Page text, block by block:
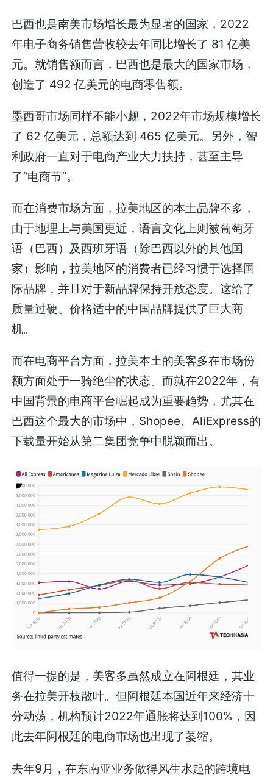
巴西也是南美市场增长最为显著的国家，2022
年电子商务销售营收较去年同比增长了 81 亿美
元。就销售额而言，巴西也是最大的国家市场，
创造了 492 亿美元的电商零售额。
墨西哥市场同样不能小觑，2022年市场规模增长
了 62 亿美元，总额达到 465 亿美元。另外，智
利政府一直对于电商产业大力扶持，甚至主导
了“电商节”。
而在消费市场方面，拉美地区的本土品牌不多，
由于地理上与美国更近，语言文化上则被葡萄牙
语（巴西）及西班牙语（除巴西以外的其他国
家）影响，拉美地区的消费者已经习惯于选择国
际品牌，并且对于新品牌保持开放态度。这给了
质量过硬、价格适中的中国品牌提供了巨大商
机。
而在电商平台方面，拉美本土的美客多在市场份
额方面处于一骑绝尘的状态。而就在2022年，有
中国背景的电商平台崛起成为重要趋势，尤其在
巴西这个最大的市场中，Shopee、AliExpress的
下载量开始从第二集团竞争中脱颖而出。
值得一提的是，美客多虽然成立在阿根廷，其业
务在拉美开枝散叶。但阿根廷本国近年来经济十
分动荡，机构预计2022年通胀将达到100%，因
此去年阿根廷的电商市场也出现了萎缩。
去年9月，在东南亚业务做得风生水起的跨境电